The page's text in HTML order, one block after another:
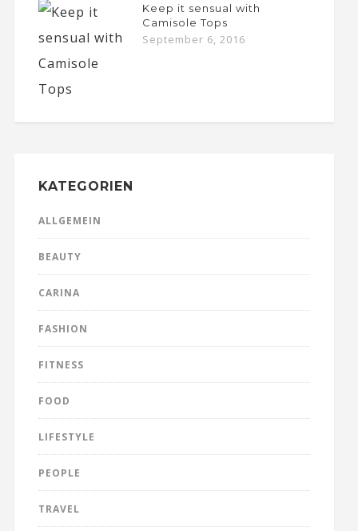
Keep it sensual with
Camisole Tops
September 6, 2016
KATEGORIEN
ALLGEMEIN
BEAUTY
CARINA
FASHION
FITNESS
FOOD
LIFESTYLE
PEOPLE
TRAVEL